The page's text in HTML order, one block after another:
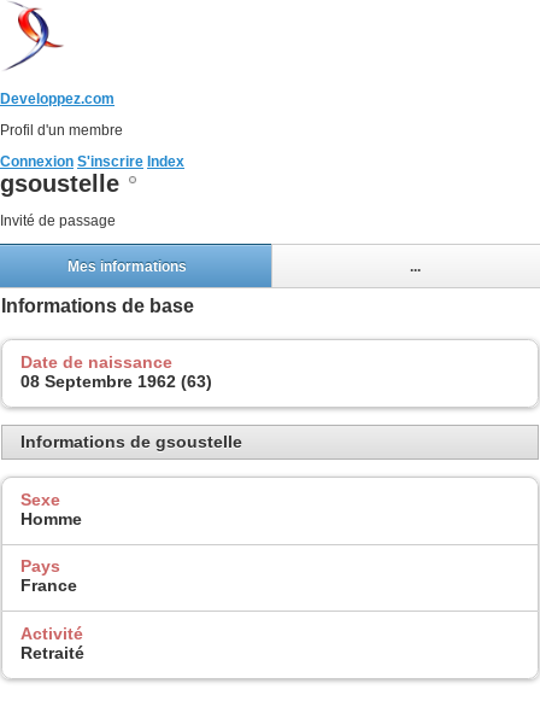
Developpez.com
Profil d'un membre
Connexion S'inscrire Index
gsoustelle
Invité de passage
Mes informations ...
Informations de base
Date de naissance
08 Septembre 1962 (63)
Informations de gsoustelle
Sexe
Homme
Pays
France
Activité
Retraité